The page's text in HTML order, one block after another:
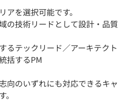
を選択可能です。
の技術リードとして設計・品質
るテックリード／アーキテクト
括するPM
向のいずれにも対応できるキャ